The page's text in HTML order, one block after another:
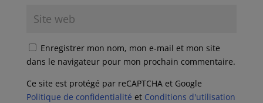
Enregistrer mon nom, mon e-mail et mon site
dans le navigateur pour mon prochain commentaire.
Ce site est protégé par reCAPTCHA et Google
Politique de confidentialité et Conditions d'utilisation